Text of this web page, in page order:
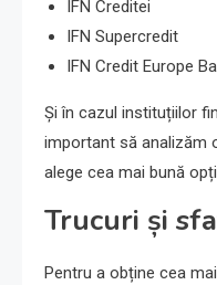
IFN Creditei
IFN Supercredit
IFN Credit Europe
Și în cazul instituțiilor
important să analizăm
alege cea mai bună
Trucuri și
Pentru a obține cea